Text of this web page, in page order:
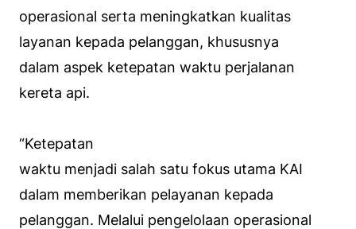
operasional serta meningkatkan kualitas
layanan kepada pelanggan, khususnya
dalam aspek ketepatan waktu perjalanan
kereta api.
“Ketepatan
waktu menjadi salah satu fokus utama KAI
dalam memberikan pelayanan kepada
pelanggan. Melalui pengelolaan operasional